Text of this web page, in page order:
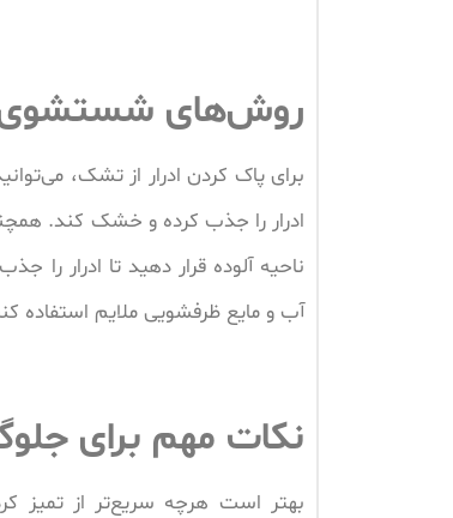
روش‌های شستشوی
برای پاک کردن ادرار از تشک،
ادرار را جذب کرده و خشک کند.
ناحیه آلوده قرار دهید تا ادرار
آب و مایع ظرفشویی ملایم استفاده
نکات مهم برای
بهتر است هرچه سریع‌تر از تمیز